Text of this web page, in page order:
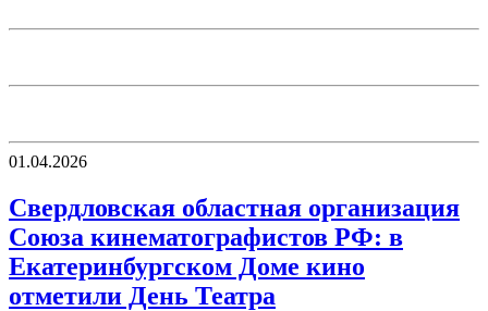
01.04.2026
Свердловская областная организация
Союза кинематографистов РФ: в
Екатеринбургском Доме кино
отметили День Театра